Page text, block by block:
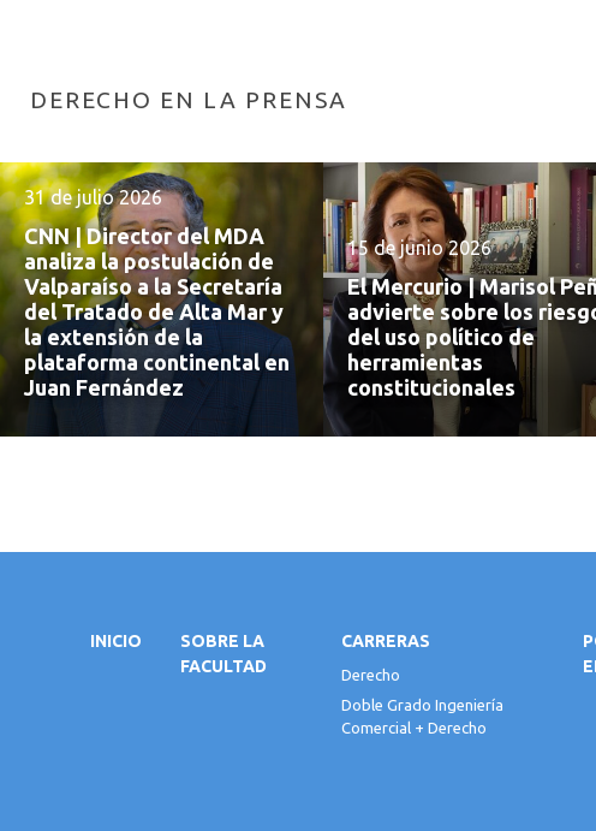
DERECHO EN LA PRENSA
31 de julio 2026
CNN | Director del MDA
analiza la postulación de
Valparaíso a la Secretaría
del Tratado de Alta Mar y
la extensión de la
plataforma continental en
Juan Fernández
15 de junio 2026
El Mercurio | Marisol
advierte sobre los
del uso político de
herramientas
constitucionales
INICIO
SOBRE LA
FACULTAD
CARRERAS
Derecho
Doble Grado Ingeniería
Comercial + Derecho